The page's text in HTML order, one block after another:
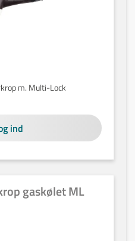
m. Multi-Lock
ind
gaskølet ML